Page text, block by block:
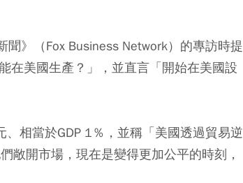
》（Fox Business Network）的專訪時提
在美國生產？」，並直言「開始在美國設
相當於GDP 1％，並稱「美國透過貿易逆
敞開市場，現在是變得更加公平的時刻，